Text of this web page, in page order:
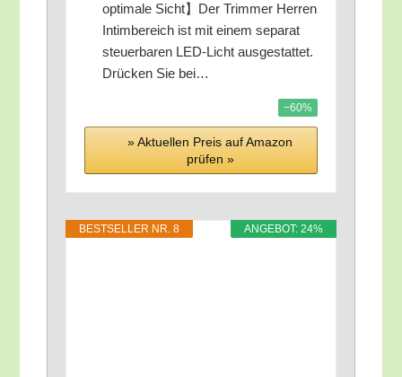
opti­ma­le Sicht】Der Trim­mer Her­ren
Intim­be­reich ist mit einem sepa­rat
steu­er­ba­ren LED-Licht aus­ge­stat­tet.
Drü­cken Sie bei…
−60%
» Aktu­el­len Preis auf Ama­zon
prü­fen »
ANGE­BOT: 24%
BEST­SEL­LER NR. 8